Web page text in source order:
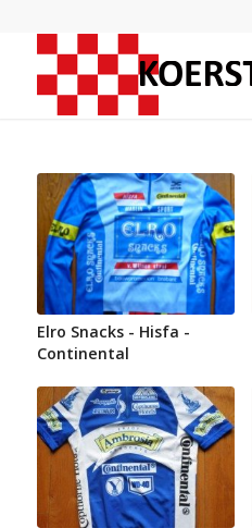
Elro Snacks - Hisfa -
Continental